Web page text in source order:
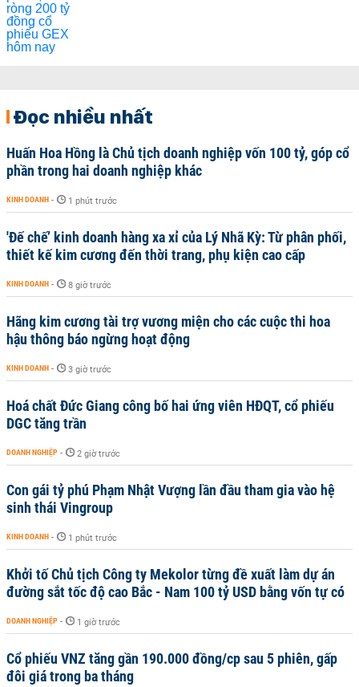
Đọc nhiều nhất
Huấn Hoa Hồng là Chủ tịch doanh nghiệp vốn 100 tỷ, góp cổ
phần trong hai doanh nghiệp khác
KINH DOANH - 1 phút trước
'Đế chế’ kinh doanh hàng xa xỉ của Lý Nhã Kỳ: Từ phân phối,
thiết kế kim cương đến thời trang, phụ kiện cao cấp
KINH DOANH - 8 giờ trước
Hãng kim cương tài trợ vương miện cho các cuộc thi hoa
hậu thông báo ngừng hoạt động
KINH DOANH - 3 giờ trước
Hoá chất Đức Giang công bố hai ứng viên HĐQT, cổ phiếu
DGC tăng trần
DOANH NGHIỆP - 2 giờ trước
Con gái tỷ phú Phạm Nhật Vượng lần đầu tham gia vào hệ
sinh thái Vingroup
KINH DOANH - 1 phút trước
Khởi tố Chủ tịch Công ty Mekolor từng đề xuất làm dự án
đường sắt tốc độ cao Bắc - Nam 100 tỷ USD bằng vốn tự có
DOANH NGHIỆP - 1 giờ trước
Cổ phiếu VNZ tăng gần 190.000 đồng/cp sau 5 phiên, gấp
đôi giá trong ba tháng